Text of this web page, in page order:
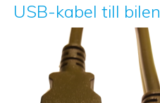
USB-kabel till bilen